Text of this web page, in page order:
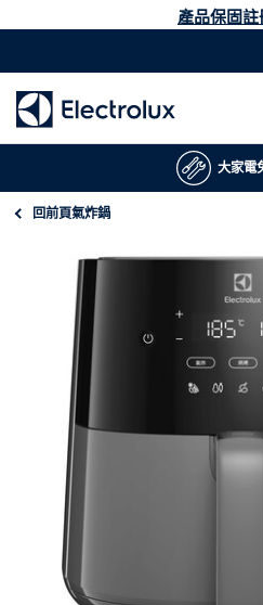
產品保固註
大家電
回前頁氣炸鍋